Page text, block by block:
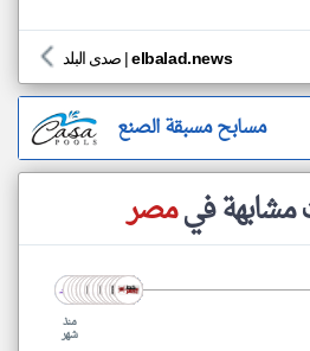
صدى البلد |elbalad.news
مسابح مسبقة الصنع
مصر
منذ
شهر